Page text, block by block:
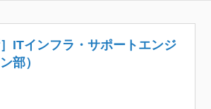
］ITインフラ・サポートエンジ
部）